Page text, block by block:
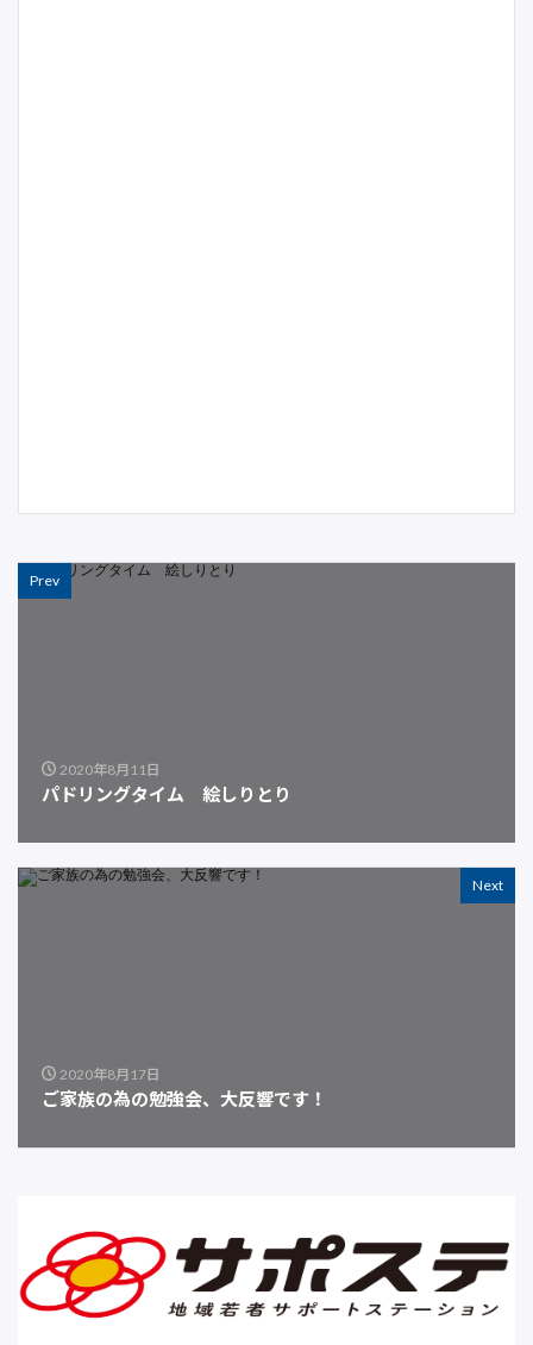
Prev
2020年8月11日
パドリングタイム 絵しりとり
Next
2020年8月17日
ご家族の為の勉強会、大反響です！